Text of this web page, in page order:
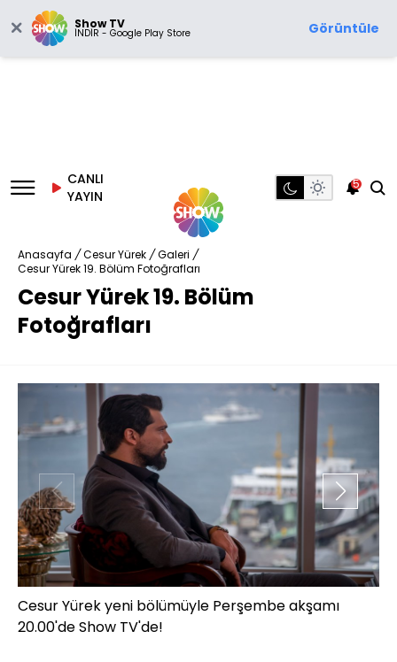
Show TV
İNDİR - Google Play Store Görüntüle
CANLI
YAYIN
5
Anasayfa / Cesur Yürek / Galeri /
Cesur Yürek 19. Bölüm Fotoğrafları
Cesur Yürek 19. Bölüm
Fotoğrafları
Cesur Yürek yeni bölümüyle Perşembe akşamı
20.00'de Show TV'de!